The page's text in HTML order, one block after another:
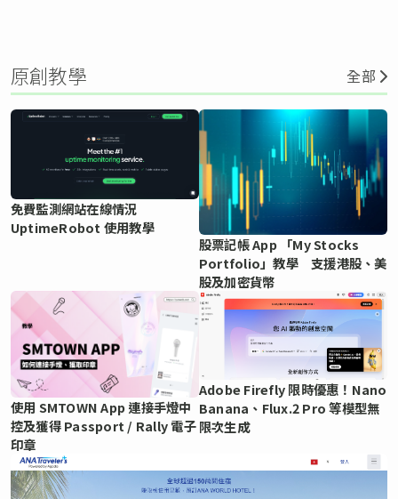
原創教學 全部
免費監測網站在線情況
UptimeRobot 使用教學
股票記帳 App 「My Stocks
Portfolio」教學 支援港股、美
股及加密貨幣
使用 SMTOWN App 連接手燈中
控及獲得 Passport / Rally 電子
印章
Adobe Firefly 限時優惠！Nano
Banana、Flux.2 Pro 等模型無
限次生成